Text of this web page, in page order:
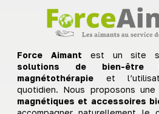
Force Aimant est un site
solutions de bien-
magnétothérapie et
quotidien. Nous proposons
magnétiques et accessoires